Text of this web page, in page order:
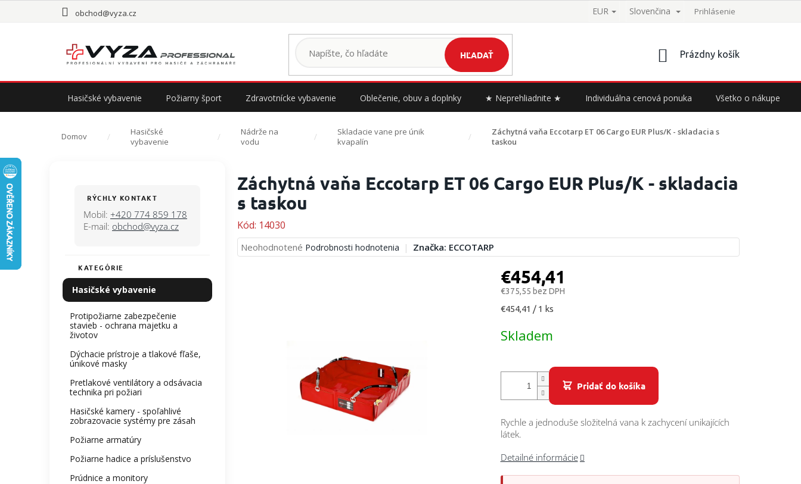
obchod@vyza.cz EUR Slovenčina Prihlásenie
HĽADAŤ
NÁKUPNÝ
Prázdny košík
Hasičské vybavenie Požiarny šport Zdravotnícke vybavenie Oblečenie, obuv a doplnky ★ Neprehliadnite ★ Individuálna cenová ponuka Všetko o nákupe
Domov
Hasičské
vybavenie
Nádrže na
vodu
Skladacie vane pre únik
kvapalín
Záchytná vaňa Eccotarp ET 06 Cargo EUR Plus/K - skladacia s
taskou
RÝCHLY KONTAKT
Mobil: +420 774 859 178
E-mail: obchod@vyza.cz
Preskočiť
kategórie
KATEGÓRIE
Hasičské vybavenie
Protipožiarne zabezpečenie
stavieb - ochrana majetku a
životov
Dýchacie prístroje a tlakové fľaše,
únikové masky
Pretlakové ventilátory a odsávacia
technika pri požiari
Hasičské kamery - spoľahlivé
zobrazovacie systémy pre zásah
Požiarne armatúry
Požiarne hadice a príslušenstvo
Prúdnice a monitory
Záchytná vaňa Eccotarp ET 06 Cargo EUR Plus/K - skladacia
s taskou
Kód: 14030
Priemerné
hodnotenie
Neohodnotené Podrobnosti hodnotenia Značka: ECCOTARP
€454,41
€375,55 bez DPH
Jednotková
€454,41 / 1 ks
Skladem
Pridať do košíka
Rychle a jednoduše složitelná vana k zachycení unikajících
látek.
Detailné informácie